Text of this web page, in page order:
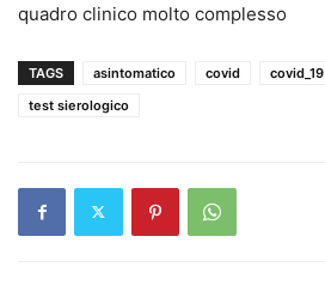
quadro clinico molto complesso
TAGS asintomatico covid covid_19
test sierologico